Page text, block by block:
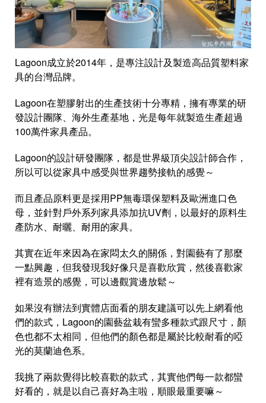
Lagoon成立於2014年，是專注設計及製造高品質塑料家
具的台灣品牌。
Lagoon在塑膠射出的生產技術十分專精，擁有專業的研
發設計團隊、海外生產基地，光是每年就製造生產超過
100萬件家具產品。
Lagoon的設計研發團隊，都是世界級頂尖設計師合作，
所以可以從家具中感受與世界趨勢接軌的感覺～
而且產品原料更是採用PP無毒環保塑料及歐洲進口色
母，並針對戶外系列家具添加抗UV劑，以最好的原料生
產防水、耐曬、耐用的家具。
其實在近年來因為在家悶太久的關係，對園藝有了那麼
一點興趣，但我發現我好像只是喜歡欣賞，然後喜歡家
裡有造景的感覺，可以邊觀賞邊放鬆～
如果沒有辦法到實體店面看的朋友建議可以先上網看他
們的款式，Lagoon的園藝盆栽有蠻多種款式跟尺寸，顏
色也都不太相同，但他們的顏色都是屬於比較耐看的啞
光的莫蘭迪色系。
我挑了兩款覺得比較喜歡的款式，其實他們每一款都蠻
好看的，就是以自己喜好為主啦，順眼最重要嘛～